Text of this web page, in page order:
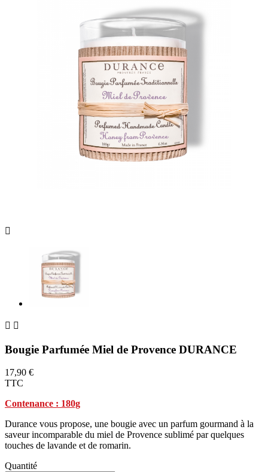

 
Bougie Parfumée Miel de Provence DURANCE
17,90 €
TTC
Contenance : 180g
Durance vous propose, une bougie avec un parfum gourmand à la
saveur incomparable du miel de Provence sublimé par quelques
touches de lavande et de romarin.
Quantité